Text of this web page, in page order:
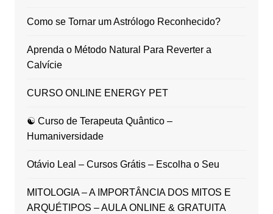
Como se Tornar um Astrólogo Reconhecido?
Aprenda o Método Natural Para Reverter a
Calvície
CURSO ONLINE ENERGY PET
☯ Curso de Terapeuta Quântico –
Humaniversidade
Otávio Leal – Cursos Grátis – Escolha o Seu
MITOLOGIA – A IMPORTÂNCIA DOS MITOS E
ARQUÉTIPOS – AULA ONLINE & GRATUITA